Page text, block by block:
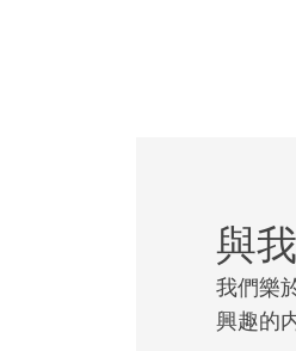
與
我們樂
興趣的